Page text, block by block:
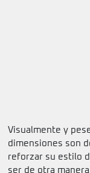
Visualmente y
dimensiones son
reforzar su estilo
ser de otra